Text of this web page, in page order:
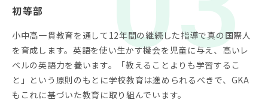
初等部
小中高一貫教育を通して12年間の継続した指導で真の国際人
を育成します。英語を使い生かす機会を児童に与え、高いレ
ベルの英語力を養います。「教えることよりも学習するこ
と」という原則のもとに学校教育は進められるべきで、GKA
もこれに基づいた教育に取り組んでいます。